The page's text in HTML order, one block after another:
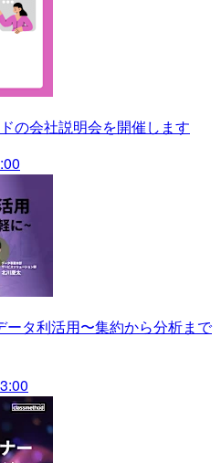
の会社説明会を開催します
ータ利活用〜集約から分析まで